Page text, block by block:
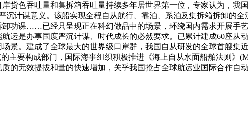
货色吞吐量和集拆箱吞吐量持续多年居世界第一位，专家认为，我
计谋意义。该船实现全程自从航行、靠泊、系泊及集拆箱拆卸的全
功课……已经只呈现正在科幻做品中的场景，环绕国内需求开展手
运是办事国度严沉计谋、时代成长的必然要求。已累计建成60座从
景。建成了全球最大的世界级口岸群，我国自从研发的全球首艘集
要构成部门，国际海事组织积极推进《海上自从水面船舶法则》
的无效提拔和量的快速增加，关乎我国抢占全球航运业国际合作自